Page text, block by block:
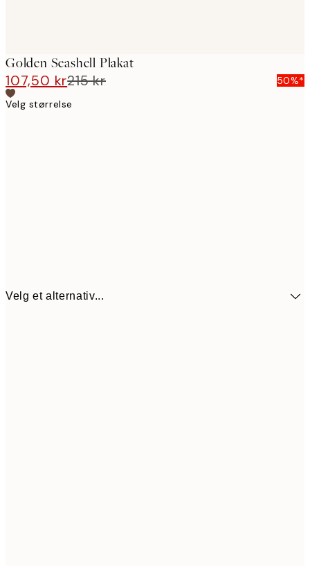
Golden Seashell Plakat
107,50 kr215 kr
50%*
Velg størrelse
Velg et alternativ...